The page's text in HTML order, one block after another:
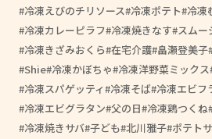
冷凍えびのチリソース 冷凍ポテト 冷凍
冷凍カレーピラフ 冷凍焼きなす スムー
冷凍きざみおくら 在宅介護 畠瀬登美子
Shie 冷凍かぼちゃ 冷凍洋野菜ミックス
冷凍スパゲッティ 冷凍そば 冷凍エビフ
冷凍エビグラタン 父の日 冷凍鶏つくね
冷凍焼きサバ 子ども 北川雅子 ポテト